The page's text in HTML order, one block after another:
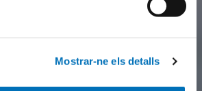
Mostrar-ne els detalls